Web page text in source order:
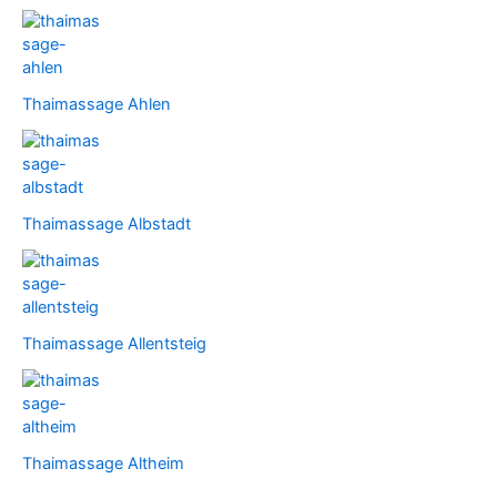
Thaimassage Ahlen
Thaimassage Albstadt
Thaimassage Allentsteig
Thaimassage Altheim